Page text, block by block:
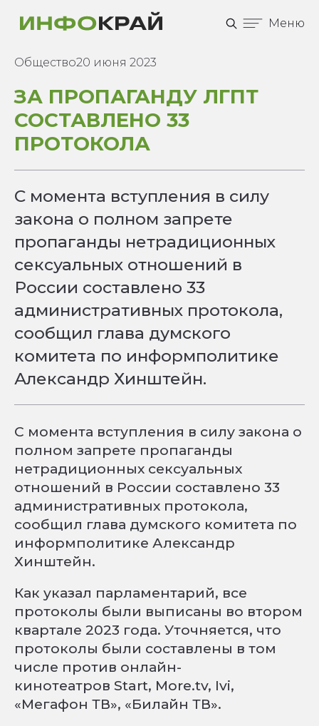
Меню
Общество20 июня 2023
ЗА ПРОПАГАНДУ ЛГПТ
СОСТАВЛЕНО 33
ПРОТОКОЛА
С момента вступления в силу
закона о полном запрете
пропаганды нетрадиционных
сексуальных отношений в
России составлено 33
административных протокола,
сообщил глава думского
комитета по информполитике
Александр Хинштейн.
С момента вступления в силу закона о
полном запрете пропаганды
нетрадиционных сексуальных
отношений в России составлено 33
административных протокола,
сообщил глава думского комитета по
информполитике Александр
Хинштейн.
Как указал парламентарий, все
протоколы были выписаны во втором
квартале 2023 года. Уточняется, что
протоколы были составлены в том
числе против онлайн-
кинотеатров Start, More.tv, Ivi,
«Мегафон ТВ», «Билайн ТВ».